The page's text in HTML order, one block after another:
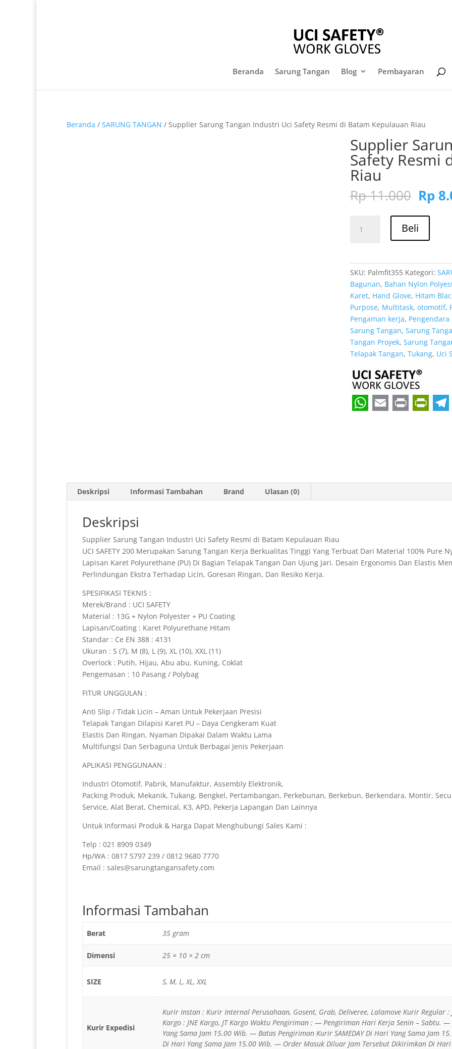
Beranda Sarung Tangan Blog Pembayaran
Beranda / SARUNG TANGAN / Supplier Sarung Tangan Industri Uci Safety Resmi di Batam Kepulauan Riau
Supplier
Safety Resmi
Riau
Rp11.000
Rp
Rp
Supplier
Safety
Resmi
Batam
Kepulauan
Riau
Beli
SKU: Palmfit355 Kategori:
Bagunan, Bahan Nylon
Karet, Hand Glove, Hitam
Purpose, Multitask, otomotif,
Pengaman kerja,
Sarung Tangan, Sarung
Tangan Proyek, Sarung
Telapak Tangan, Tukang, Uci
s
A
l t t
F
e
n
g
r
Deskripsi Informasi Tambahan Brand Ulasan (0)
Deskripsi
Supplier Sarung Tangan Industri Uci Safety Resmi di Batam Kepulauan Riau
UCI SAFETY 200 Merupakan Sarung Tangan Kerja Berkualitas Tinggi Yang Terbuat Dari Material 100% Pure
Lapisan Karet Polyurethane (PU) Di Bagian Telapak Tangan Dan Ujung Jari. Desain Ergonomis Dan Elastis
Perlindungan Ekstra Terhadap Licin, Goresan Ringan, Dan Resiko Kerja.
SPESIFIKASI TEKNIS :
Merek/Brand : UCI SAFETY
Material : 13G + Nylon Polyester + PU Coating
Lapisan/Coating : Karet Polyurethane Hitam
Standar : Ce EN 388 : 4131
Ukuran : S (7), M (8), L (9), XL (10), XXL (11)
Overlock : Putih, Hijau, Abu abu, Kuning, Coklat
Pengemasan : 10 Pasang / Polybag
FITUR UNGGULAN :
Anti Slip / Tidak Licin – Aman Untuk Pekerjaan Presisi
Telapak Tangan Dilapisi Karet PU – Daya Cengkeram Kuat
Elastis Dan Ringan, Nyaman Dipakai Dalam Waktu Lama
Multifungsi Dan Serbaguna Untuk Berbagai Jenis Pekerjaan
APLIKASI PENGGUNAAN :
Industri Otomotif, Pabrik, Manufaktur, Assembly Elektronik,
Packing Produk, Mekanik, Tukang, Bengkel, Pertambangan, Perkebunan, Berkebun, Berkendara, Montir,
Service, Alat Berat, Chemical, K3, APD, Pekerja Lapangan Dan Lainnya
Untuk Informasi Produk & Harga Dapat Menghubungi Sales Kami :
Telp : 021 8909 0349
Hp/WA : 0817 5797 239 / 0812 9680 7770
Email : sales@sarungtangansafety.com
Informasi Tambahan
Berat 35 gram
Dimensi 25 × 10 × 2 cm
SIZE S, M, L, XL, XXL
Kurir Expedisi
Kurir Instan : Kurir Internal Perusahaan, Gosent, Grab, Deliveree, Lalamove Kurir Regular :
Kargo : JNE Kargo, JT Kargo Waktu Pengiriman : — Pengiriman Hari Kerja Senin – Sabtu.
Yang Sama Jam 15.00 Wib. — Batas Pengiriman Kurir SAMEDAY Di Hari Yang Sama Jam
Di Hari Yang Sama Jam 15.00 Wib. — Order Masuk Diluar Jam Tersebut Dikirimkan Di